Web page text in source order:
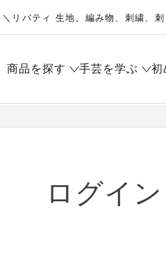
＼リバティ 生地、編み物、刺繍、刺
商品を探す 手芸を学ぶ 初
ログイン